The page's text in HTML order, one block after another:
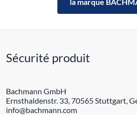
Sécurité produit
Bachmann GmbH
Ernsthaldenstr. 33, 70565 Stuttgart,
info@bachmann.com